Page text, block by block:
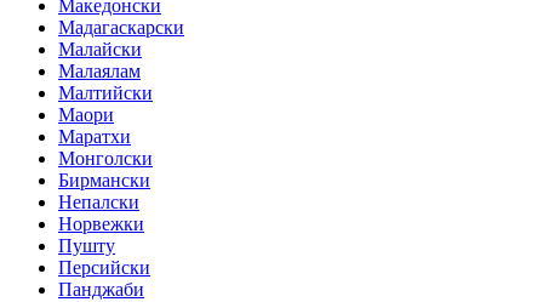
Македонски
Мадагаскарски
Малайски
Малаялам
Малтийски
Маори
Маратхи
Монголски
Бирмански
Непалски
Норвежки
Пушту
Персийски
Панджаби